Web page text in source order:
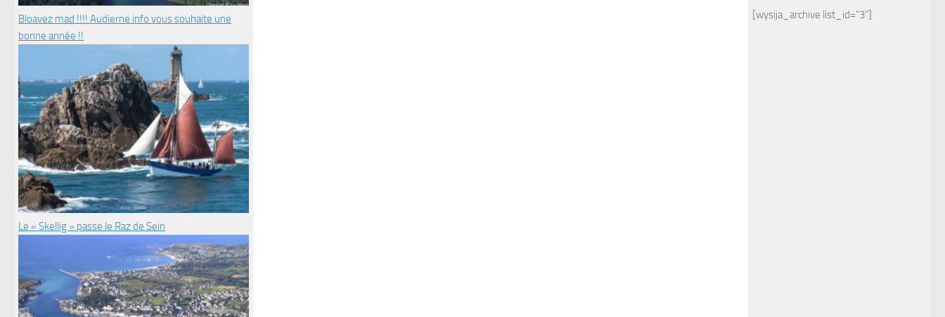
Bloavez mad !!!! Audierne info vous souhaite une
bonne année !!
Le « Skellig » passe le Raz de Sein
[wysija_archive list_id="3"]